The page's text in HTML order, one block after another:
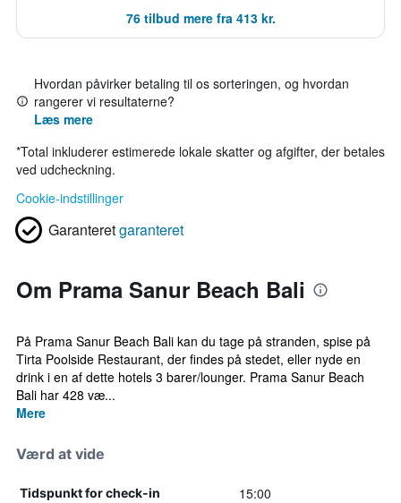
76 tilbud mere fra 413 kr.
Hvordan påvirker betaling til os sorteringen, og hvordan
rangerer vi resultaterne?
Læs mere
*Total inkluderer estimerede lokale skatter og afgifter, der betales
ved udcheckning.
Cookie-indstillinger
Garanteretgaranteret
Om Prama Sanur Beach Bali
På Prama Sanur Beach Bali kan du tage på stranden, spise på
Tirta Poolside Restaurant, der findes på stedet, eller nyde en
drink i en af dette hotels 3 barer/lounger. Prama Sanur Beach
Bali har 428 væ...
Mere
Værd at vide
Tidspunkt for check-in 15:00